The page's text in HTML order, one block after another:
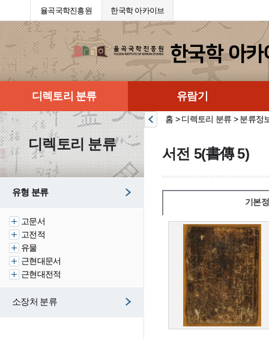
율곡국학진흥원 한국학 아카이브
디렉토리 분류 유람기
디렉토리 분류
유형 분류
고문서
고전적
유물
근현대문서
근현대전적
소장처 분류
홈 > 디렉토리 분류 > 분류정
서전 5(書傳 5)
기본